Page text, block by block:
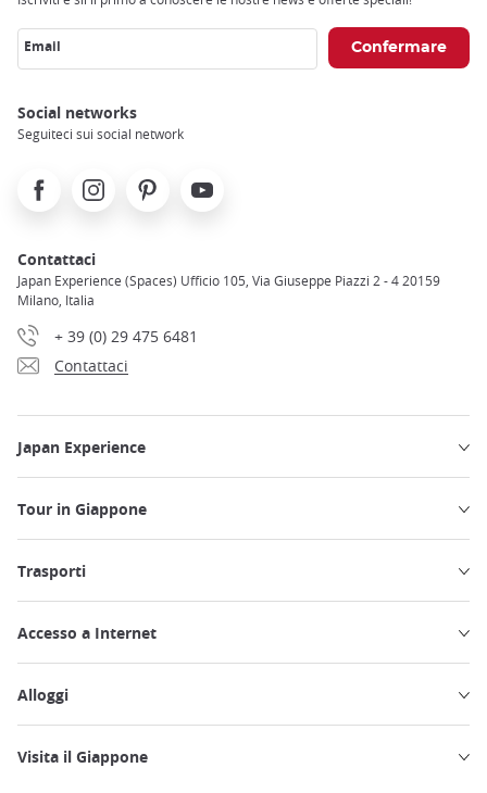
Email
Social networks
Seguiteci sui social network
FacebookInstagramPinterest Youtube
Contattaci
Japan Experience (Spaces) Ufficio 105, Via Giuseppe Piazzi 2 - 4 20159
Milano, Italia
+ 39 (0) 29 475 6481
Contattaci
Japan Experience
Tour in Giappone
Trasporti
Accesso a Internet
Alloggi
Visita il Giappone